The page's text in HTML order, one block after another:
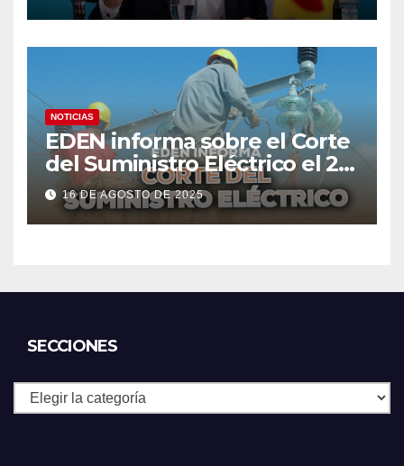
NOTICIAS
EDEN informa sobre el Corte
del Suministro Eléctrico el 20
de agosto
16 DE AGOSTO DE 2025
SECCIONES
Secciones